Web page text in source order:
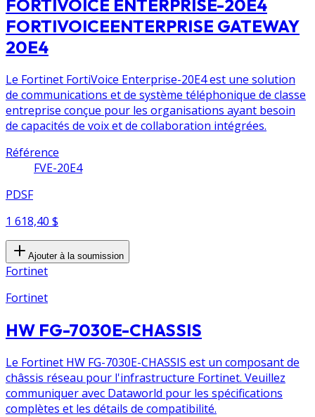
FORTIVOICE ENTERPRISE-20E4
FORTIVOICEENTERPRISE GATEWAY
20E4
Le Fortinet FortiVoice Enterprise-20E4 est une solution
de communications et de système téléphonique de classe
entreprise conçue pour les organisations ayant besoin
de capacités de voix et de collaboration intégrées.
Référence
FVE-20E4
PDSF
1 618,40 $
Ajouter à la soumission
Fortinet
Fortinet
HW FG-7030E-CHASSIS
Le Fortinet HW FG-7030E-CHASSIS est un composant de
châssis réseau pour l'infrastructure Fortinet. Veuillez
communiquer avec Dataworld pour les spécifications
complètes et les détails de compatibilité.